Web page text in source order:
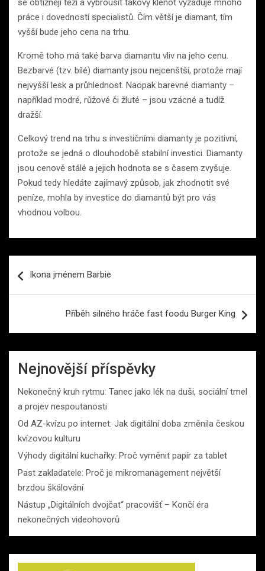
se obtížněji těží a vybrousit takový klenot vyžaduje mnoho
práce i dovedností specialistů. Čím větší je diamant, tím
vyšší bude jeho cena na trhu.
Kromě toho má také barva diamantu vliv na jeho cenu.
Bezbarvé (tzv. bílé) diamanty jsou nejcenštší, protože mají
nejvyšší lesk a průhlednost. Naopak barevné diamanty –
například modré, růžové či žluté – jsou vzácné a tudíž
dražší.
Celkový trend na trhu s investičními diamanty je pozitivní,
protože se jedná o dlouhodobě stabilní investici. Diamanty
jsou cenově stálé a jejich hodnota se s časem zvyšuje.
Pokud tedy hledáte zajímavý způsob, jak zhodnotit své
peníze, mohla by investice do diamantů být pro vás
vhodnou volbou.
proIkona jménem Barbie
Příběh silného hráče fast foodu Burger King
Nejnovější příspěvky
Nekonečný kruh rytmu: Tanec jako lék na duši, sociální tmel
a projev nespoutanosti
Od AZ-kvízu po internet: Jak digitální doba změnila českou
kvízovou kulturu
Výhody digitální kuchařky: Proč vyměnit papír za tablet
Past zakladatele: Proč je mikromanagement největší
brzdou škálování
Nástup „Digitálních dvojčat“ pracovišť – Končí éra
nekonečných videohovorů